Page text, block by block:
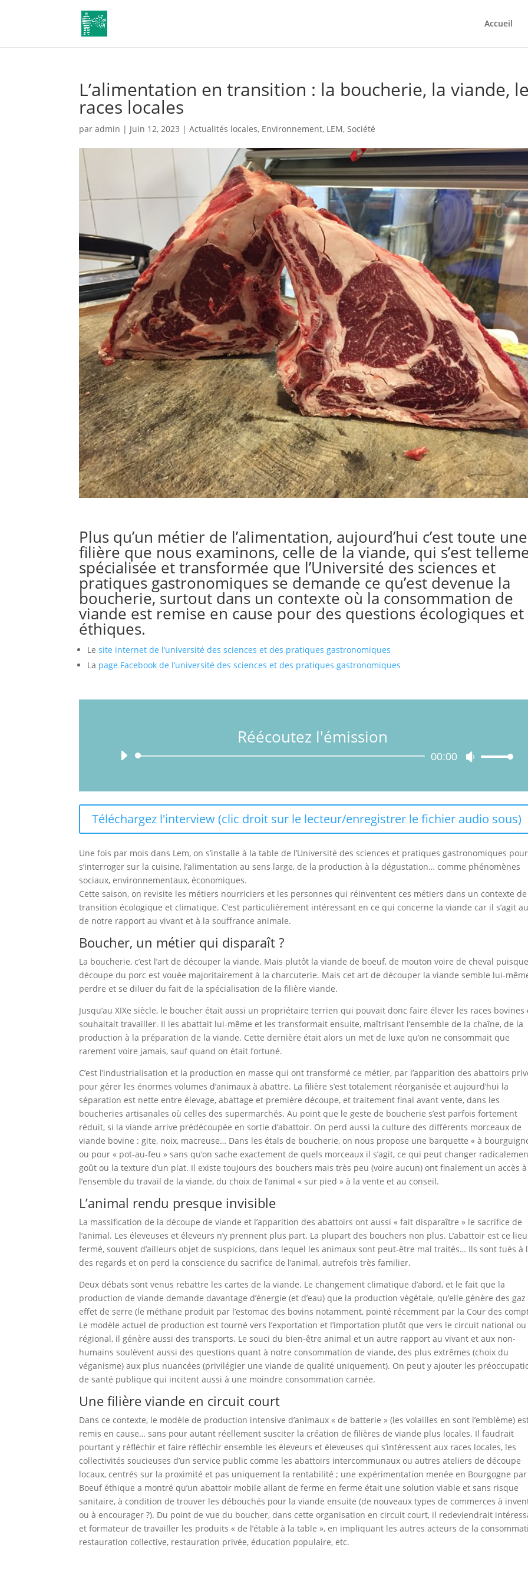
Accueil
L’alimentation en transition : la boucherie, la viande,
races locales
paradmin | Juin 12, 2023 |Actualités locales, Environnement, LEM,Société
Plus qu’un métier de l’alimentation, aujourd’hui c’est toute une
filière que nous examinons, celle de la viande, qui s’est
spécialisée et transformée que l’Université des sciences et
pratiques gastronomiques se demande ce qu’est devenue la
boucherie, surtout dans un contexte où la consommation de
viande est remise en cause pour des questions écologiques et
éthiques.
Lesite internet de l’université des sciences et des pratiques gastronomiques
La page Facebook de l’université des sciences et des pratiques gastronomiques
Réécoutez l'émission
Lecteur
00:00
Utilisez
augmenter
diminuer
le
Téléchargez l'interview (clic droit sur le lecteur/enregistrer le fichier audio sous)
Une fois par mois dans Lem, on s’installe à la table de l’Université des sciences et pratiques gastronomiques pour
s’interroger sur la cuisine, l’alimentation au sens large, de la production à la dégustation… comme phénomènes
sociaux, environnementaux, économiques.
Cette saison, on revisite les métiers nourriciers et les personnes qui réinventent ces métiers dans un contexte de
transition écologique et climatique. C’est particulièrement intéressant en ce qui concerne la viande car il s’agit
de notre rapport au vivant et à la souffrance animale.
Boucher, un métier qui disparaît ?
La boucherie, c’est l’art de découper la viande. Mais plutôt la viande de boeuf, de mouton voire de cheval
découpe du porc est vouée majoritairement à la charcuterie. Mais cet art de découper la viande semble lui-
perdre et se diluer du fait de la spécialisation de la filière viande.
Jusqu’au XIXe siècle, le boucher était aussi un propriétaire terrien qui pouvait donc faire élever les races bovines
souhaitait travailler. Il les abattait lui-même et les transformait ensuite, maîtrisant l’ensemble de la chaîne, de la
production à la préparation de la viande. Cette dernière était alors un met de luxe qu’on ne consommait que
rarement voire jamais, sauf quand on était fortuné.
C’est l’industrialisation et la production en masse qui ont transformé ce métier, par l’apparition des abattoirs
pour gérer les énormes volumes d’animaux à abattre. La filière s’est totalement réorganisée et aujourd’hui la
séparation est nette entre élevage, abattage et première découpe, et traitement final avant vente, dans les
boucheries artisanales où celles des supermarchés. Au point que le geste de boucherie s’est parfois fortement
réduit, si la viande arrive prédécoupée en sortie d’abattoir. On perd aussi la culture des différents morceaux de
viande bovine : gite, noix, macreuse… Dans les étals de boucherie, on nous propose une barquette « à
ou pour « pot-au-feu » sans qu’on sache exactement de quels morceaux il s’agit, ce qui peut changer
goût ou la texture d’un plat. Il existe toujours des bouchers mais très peu (voire aucun) ont finalement un accès à
l’ensemble du travail de la viande, du choix de l’animal « sur pied » à la vente et au conseil.
L’animal rendu presque invisible
La massification de la découpe de viande et l’apparition des abattoirs ont aussi « fait disparaître » le sacrifice de
l’animal. Les éleveuses et éleveurs n’y prennent plus part. La plupart des bouchers non plus. L’abattoir est ce lieu
fermé, souvent d’ailleurs objet de suspicions, dans lequel les animaux sont peut-être mal traités… Ils sont tués à
des regards et on perd la conscience du sacrifice de l’animal, autrefois très familier.
Deux débats sont venus rebattre les cartes de la viande. Le changement climatique d’abord, et le fait que la
production de viande demande davantage d’énergie (et d’eau) que la production végétale, qu’elle génère des gaz
effet de serre (le méthane produit par l’estomac des bovins notamment, pointé récemment par la Cour des
Le modèle actuel de production est tourné vers l’exportation et l’importation plutôt que vers le circuit national ou
régional, il génère aussi des transports. Le souci du bien-être animal et un autre rapport au vivant et aux non-
humains soulèvent aussi des questions quant à notre consommation de viande, des plus extrêmes (choix du
véganisme) aux plus nuancées (privilégier une viande de qualité uniquement). On peut y ajouter les
de santé publique qui incitent aussi à une moindre consommation carnée.
Une filière viande en circuit court
Dans ce contexte, le modèle de production intensive d’animaux « de batterie » (les volailles en sont l’emblème)
remis en cause… sans pour autant réellement susciter la création de filières de viande plus locales. Il faudrait
pourtant y réfléchir et faire réfléchir ensemble les éleveurs et éleveuses qui s’intéressent aux races locales, les
collectivités soucieuses d’un service public comme les abattoirs intercommunaux ou autres ateliers de découpe
locaux, centrés sur la proximité et pas uniquement la rentabilité ; une expérimentation menée en Bourgogne
Boeuf éthique a montré qu’un abattoir mobile allant de ferme en ferme était une solution viable et sans risque
sanitaire, à condition de trouver les débouchés pour la viande ensuite (de nouveaux types de commerces à
ou à encourager ?). Du point de vue du boucher, dans cette organisation en circuit court, il redeviendrait
et formateur de travailler les produits « de l’étable à la table », en impliquant les autres acteurs de la
restauration collective, restauration privée, éducation populaire, etc.